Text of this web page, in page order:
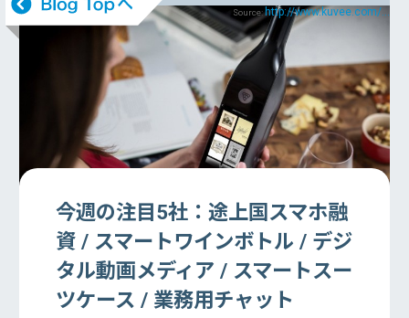
Source:http://www.kuvee.com/...
今週の注目5社：途上国スマホ融
資 / スマートワインボトル / デジ
タル動画メディア / スマートスー
ツケース / 業務用チャット